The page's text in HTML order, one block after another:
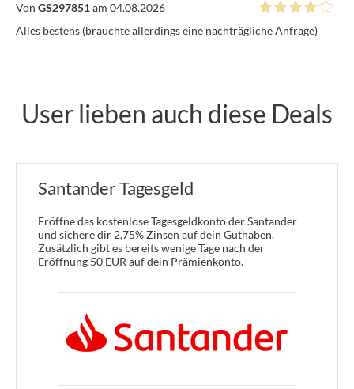
Von GS297851am 04.08.2026
Alles bestens (brauchte allerdings eine nachträgliche Anfrage)
User lieben auch diese Deals
Santander Tagesgeld
Eröffne das kostenlose Tagesgeldkonto der Santander
und sichere dir 2,75% Zinsen auf dein Guthaben.
Zusätzlich gibt es bereits wenige Tage nach der
Eröffnung 50 EUR auf dein Prämienkonto.